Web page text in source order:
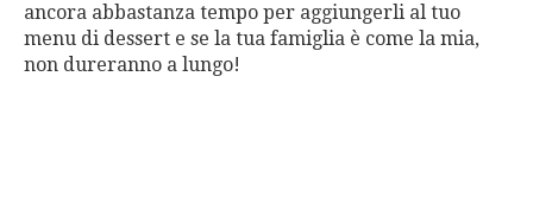
ancora abbastanza tempo per aggiungerli al tuo
menu di dessert e se la tua famiglia è come la mia,
non dureranno a lungo!